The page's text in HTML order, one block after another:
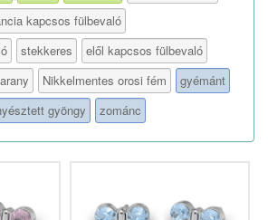
kapcsos fülbevaló
stekkeres
elől kapcsos fülbevaló
Nikkelmentes orosi fém
gyémánt
gyöngy zománc